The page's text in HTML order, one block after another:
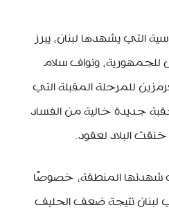
التي يشهدها لبنان، يبرز
ونواف سلام
للمرحلة المقبلة التي
حقبة جديدة خالية من الفساد
خنقت البلاد لعقود.
شهدتها المنطقة، خصوصًا
في لبنان نتيجة ضعف الحليف